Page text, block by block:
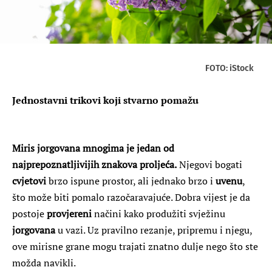
FOTO: iStock
Jednostavni trikovi koji stvarno pomažu
Miris jorgovana mnogima je jedan od
najprepoznatljivijih znakova proljeća.Njegovi bogati
cvjetovibrzo ispune prostor, ali jednako brzo i uvenu,
što može biti pomalo razočaravajuće. Dobra vijest je da
postojeprovjereninačini kako produžiti svježinu
jorgovanau vazi. Uz pravilno rezanje, pripremu i njegu,
ove mirisne grane mogu trajati znatno dulje nego što ste
možda navikli.